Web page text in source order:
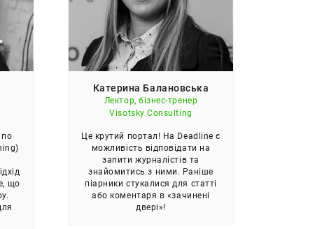
по
що
Катерина Балановська
Лектор, бізнес-тренер
Visotsky Consulting
Це крутий портал! На Deadline є
можливість відповідати на
запити журналістів та
знайомитись з ними. Раніше
піарники стукалися для статті
або коментаря в «зачинені
двері»!